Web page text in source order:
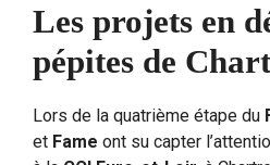
Les projets en
pépites de
Lors de la quatrième étape du
et Fame ont su capter